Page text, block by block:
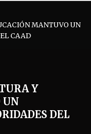
MANTUVO UN
CAAD
Y
UN
DEL